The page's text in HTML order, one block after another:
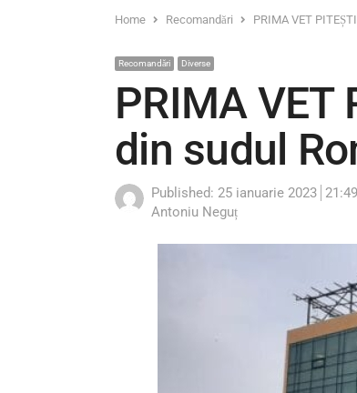
Home Recomandări PRIMA VET
Recomandări Diverse
PRIMA VET
din sudul
Published: 25 ianuarie 2023 21:49
Author
Antoniu Neguț